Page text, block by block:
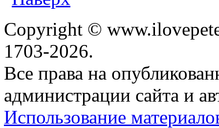
Copyright ©
1703-2026.
Все права на
администрации сайта и
Использование